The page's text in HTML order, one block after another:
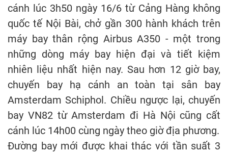
cánh lúc 3h50 ngày 16/6 từ Cảng Hàng không
quốc tế Nội Bài, chở gần 300 hành khách trên
máy bay thân rộng Airbus A350 - một trong
những dòng máy bay hiện đại và tiết kiệm
nhiên liệu nhất hiện nay. Sau hơn 12 giờ bay,
chuyến bay hạ cánh an toàn tại sân bay
Amsterdam Schiphol. Chiều ngược lại, chuyến
bay VN82 từ Amsterdam đi Hà Nội cũng cất
cánh lúc 14h00 cùng ngày theo giờ địa phương.
Đường bay mới được khai thác với tần suất 3